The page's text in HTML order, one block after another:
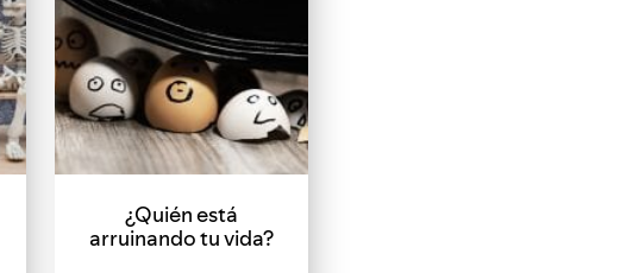
¿Quién está
arruinando tu vida?